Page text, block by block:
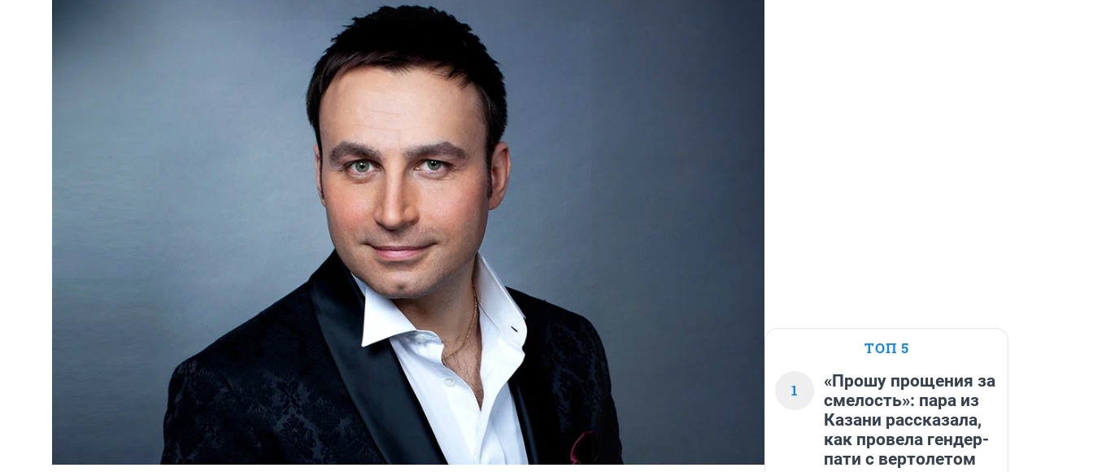
ТОП 5
1
«Прошу прощения за
смелость»: пара из
Казани рассказала,
как провела гендер-
пати с вертолетом